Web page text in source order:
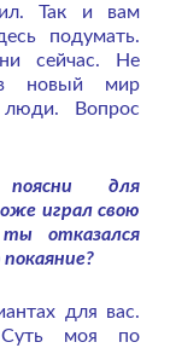
Так и вам
подумать.
сейчас. Не
в новый мир
Вопрос
для
играл свою
отказался
для вас.
моя по